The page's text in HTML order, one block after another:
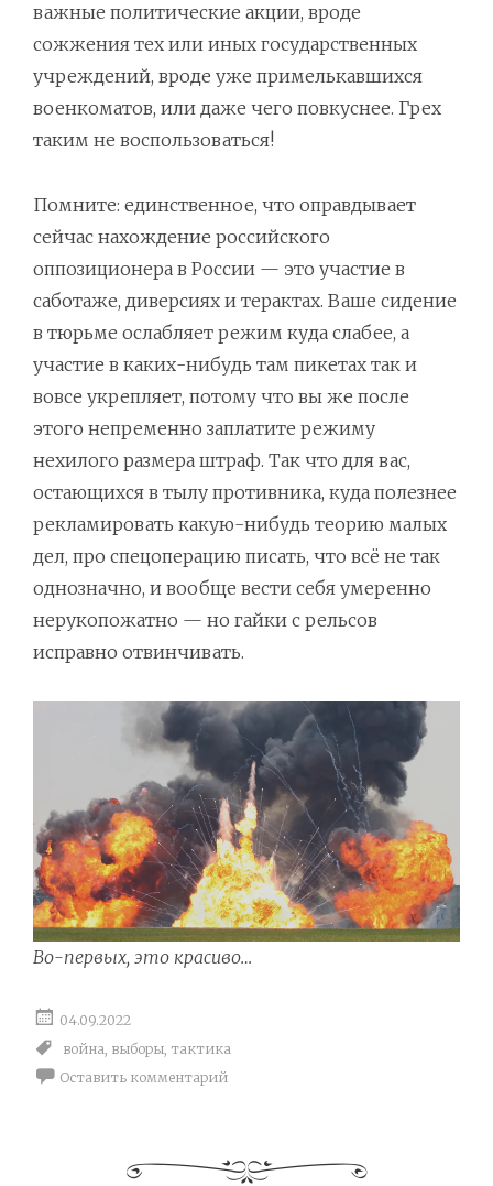
важные политические акции, вроде
сожжения тех или иных государственных
учреждений, вроде уже примелькавшихся
военкоматов, или даже чего повкуснее. Грех
таким не воспользоваться!
Помните: единственное, что оправдывает
сейчас нахождение российского
оппозиционера в России — это участие в
саботаже, диверсиях и терактах. Ваше сидение
в тюрьме ослабляет режим куда слабее, а
участие в каких-нибудь там пикетах так и
вовсе укрепляет, потому что вы же после
этого непременно заплатите режиму
нехилого размера штраф. Так что для вас,
остающихся в тылу противника, куда полезнее
рекламировать какую-нибудь теорию малых
дел, про спецоперацию писать, что всё не так
однозначно, и вообще вести себя умеренно
нерукопожатно — но гайки с рельсов
исправно отвинчивать.
Во-первых, это красиво…
04.09.2022
война, выборы, тактика
Оставить комментарий